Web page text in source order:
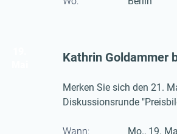
Kathrin Goldammer
Merken Sie sich den 21.
Diskussionsrunde
Wann:
Mo., 19.